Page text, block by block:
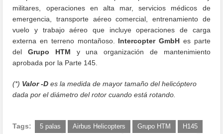
militares, operaciones en alta mar, servicios médicos de
emergencia, transporte aéreo comercial, entrenamiento de
vuelo y trabajo aéreo que incluye operaciones de carga
externa en terreno montañoso. Intercopter GmbH es parte
delGrupo HTM y una organización de mantenimiento
aprobada por la Parte 145.
(*) Valor -D es la medida de mayor tamaño del helicóptero
dada por el diámetro del rotor cuando está rotando.
Tags: 5 palas Airbus Helicopters Grupo HTM
H145